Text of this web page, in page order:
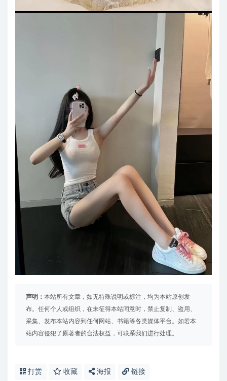
声明： 本站所有文章，如无特殊说明或标注，均为本站原创发
布。任何个人或组织，在未征得本站同意时，禁止复制、盗用、
采集、发布本站内容到任何网站、书籍等各类媒体平台。如若本
站内容侵犯了原著者的合法权益，可联系我们进行处理。
打赏 收藏 海报 链接